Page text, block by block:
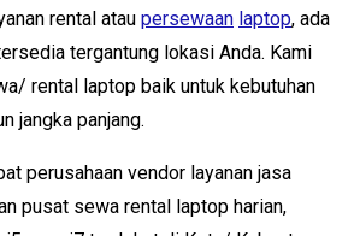
rental atau persewaan laptop, ada
tergantung lokasi Anda. Kami
rental laptop baik untuk kebutuhan
jangka panjang.
perusahaan vendor layanan jasa
pusat sewa rental laptop harian,